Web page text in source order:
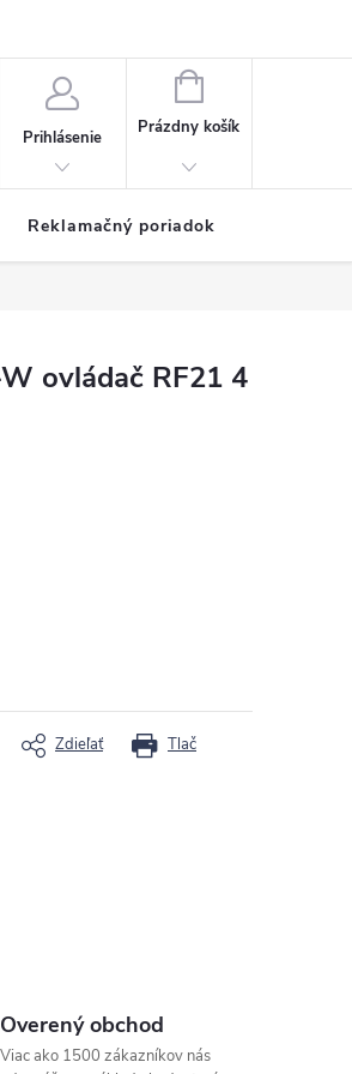
Prihlásenie
NÁKUPNÝ
KOŠÍK
Prázdny košík
Reklamačný poriadok
ovládač RF21 4
Tlač
Zdieľať
Overený obchod
Viac ako 1500 zákazníkov nás